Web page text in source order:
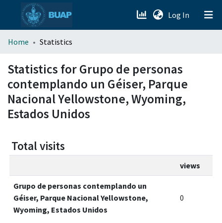
Log In (current)
menu.section.about_menu
All of DSpace
Home Statistics
Statistics for Grupo de personas
contemplando un Géiser, Parque
Nacional Yellowstone, Wyoming,
Estados Unidos
Total visits
views
Grupo de personas contemplando un
Géiser, Parque Nacional Yellowstone,
Wyoming, Estados Unidos
0